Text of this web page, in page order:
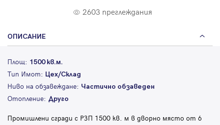
2603 преглеждания
ОПИСАНИЕ
Площ: 1500 кв.м.
Тип Имот: Цех/Склад
Ниво на обзавеждане: Частично обзаведен
Отопление: Друго
Промишлени сгради с РЗП 1500 кв. м в дворно място от 6